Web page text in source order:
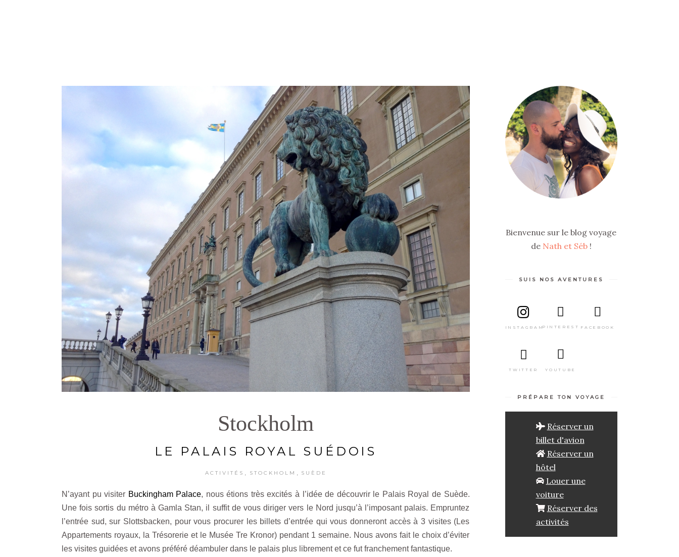
Stockholm
LE PALAIS ROYAL SUÉDOIS
ACTIVITÉS STOCKHOLM SUÈDE
N’ayant pu visiter Buckingham Palace, nous étions très excités à l’idée de découvrir le Palais Royal de Suède.
Une fois sortis du métro à Gamla Stan, il suffit de vous diriger vers le Nord jusqu’à l’imposant palais. Empruntez
l’entrée sud, sur Slottsbacken, pour vous procurer les billets d’entrée qui vous donneront accès à 3 visites (Les
Appartements royaux, la Trésorerie et le Musée Tre Kronor) pendant 1 semaine. Nous avons fait le choix d’éviter
les visites guidées et avons préféré déambuler dans le palais plus librement et ce fut franchement fantastique.
Bienvenue sur le blog voyage
de Nath et Séb!
SUIS NOS AVENTURES
INSTAGRAMPINTEREST FACEBOOK
TWITTER YOUTUBE
PRÉPARE TON VOYAGE
Réserver un
billet d'avion
Réserver un
hôtel
Louer une
voiture
Réserver des
activités